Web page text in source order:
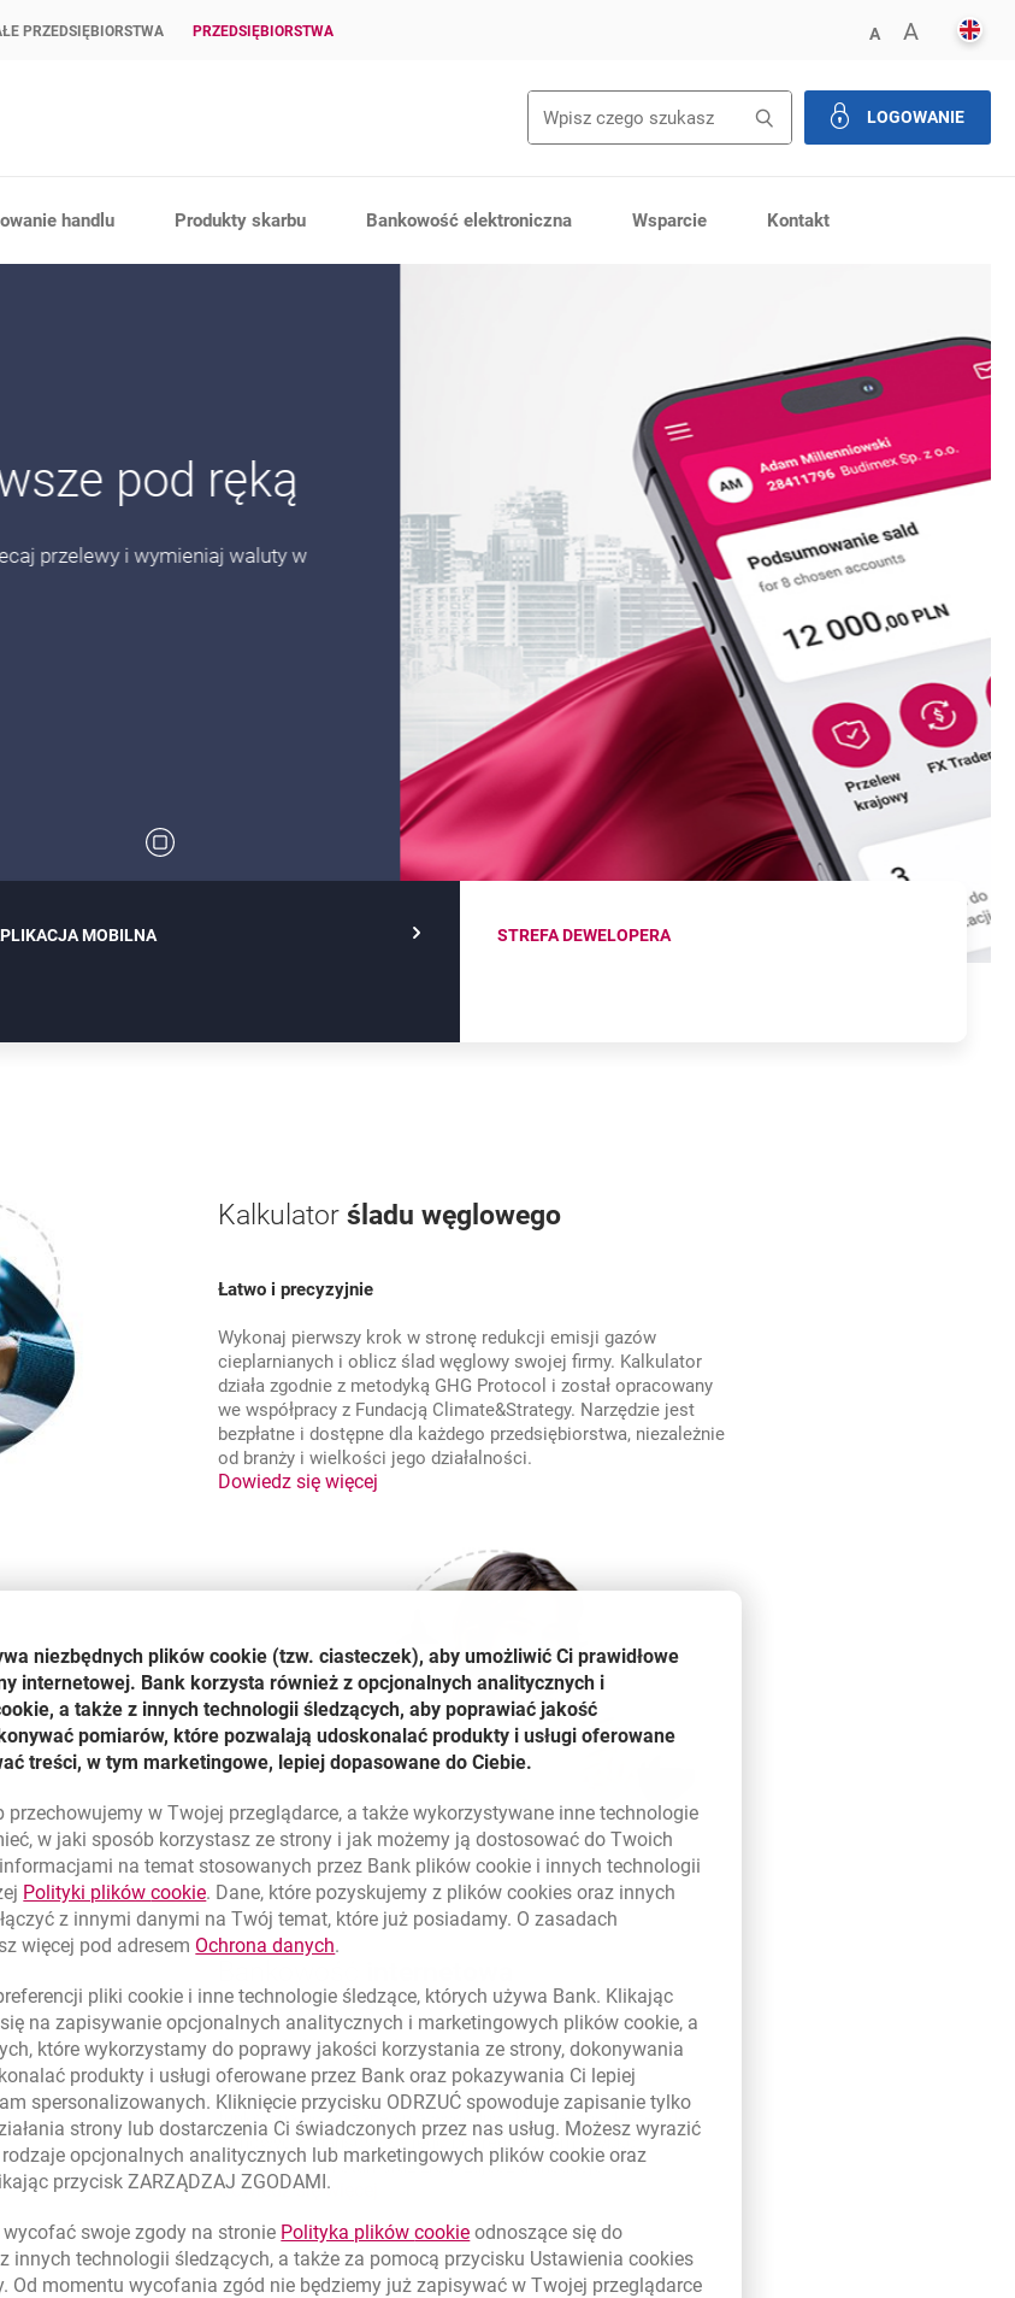
PRZEDSIĘBIORSTWA PRZEDSIĘBIORSTWA AZMNIEJSZ FONT
A
LOGOWANIE
handlu Produkty skarbu Bankowość elektroniczna Wsparcie Kontakt
Zatrzymaj rotowanie bennrów
waluty w
MOBILNA STREFA DEWELOPERA
Kalkulator śladu węglowego
Łatwo i precyzyjnie
Wykonaj pierwszy krok w stronę redukcji emisji gazów
cieplarnianych i oblicz ślad węglowy swojej firmy. Kalkulator
działa zgodnie z metodyką GHG Protocol i został opracowany
we współpracy z Fundacją Climate&Strategy. Narzędzie jest
bezpłatne i dostępne dla każdego przedsiębiorstwa, niezależnie
od branży i wielkości jego działalności.
Dowiedz się więcejo Kalkulatorze śladu węglowego
saldo, wykonasz
w Millenecie dla
Wygodnie i bezpiecznie
Zaawansowany system bankowości internetowej o bogatej
funkcjonalności zapewnia wygodny i bezpieczny dostęp do
firmowych finansów. Za jego pośrednictwem szybko
sprawdzisz ich stan oraz zrealizujesz transakcje.
Dowiedz się więcej
niezbędnych plikówcookie (tzw. ciasteczek), aby umożliwić Ci prawidłowe
internetowej. Bank korzysta również z opcjonalnych analitycznych i
a także z innych technologii śledzących, aby poprawiać jakość
pomiarów, które pozwalają udoskonalać produkty i usługi oferowane
treści, w tym marketingowe, lepiej dopasowane do Ciebie.
przechowujemy w Twojej przeglądarce, a także wykorzystywane inne technologie
w jaki sposób korzystasz ze strony i jak możemy ją dostosować do Twoich
na temat stosowanych przez Bank plikówcookie i innych technologii
Polityki plikówcookielink otwiera się w nowym oknie
. Dane, które pozyskujemy z plikówcookies oraz innych
z innymi danymi na Twój temat, które już posiadamy. O zasadach
więcej pod adresem Ochrona danychlink otwiera się w nowym oknie
.
plikicookie i inne technologie śledzące, których używa Bank. Klikając
się na zapisywanie opcjonalnych analitycznych i marketingowych plikówcookie, a
które wykorzystamy do poprawy jakości korzystania ze strony, dokonywania
produkty i usługi oferowane przez Bank oraz pokazywania Ci lepiej
spersonalizowanych. Kliknięcie przycisku ODRZUĆ spowoduje zapisanie tylko
strony lub dostarczenia Ci świadczonych przez nas usług. Możesz wyrazić
opcjonalnych analitycznych lub marketingowych plikówcookie oraz
przycisk ZARZĄDZAJ ZGODAMI.
swoje zgody na stronie Polityka plikówcookielink otwiera się w nowym oknie
odnoszące się do
innych technologii śledzących, a także za pomocą przycisku Ustawieniacookies
Od momentu wycofania zgód nie będziemy już zapisywać w Twojej przeglądarce